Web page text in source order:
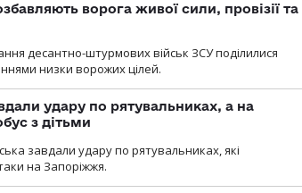
ворога живої сили, провізії та
десантно-штурмових військ ЗСУ поділилися
низки ворожих цілей.
удару по рятувальниках, а на
з дітьми
завдали удару по рятувальниках, які
на Запоріжжя.